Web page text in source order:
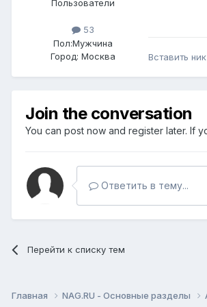
Пользователи
53
Пол:Мужчина
Город: Москва Вставить ник
Join the conversation
You can post now and register later. If
Ответить в тему...
Перейти к списку тем
Главная NAG.RU - Основные разделы